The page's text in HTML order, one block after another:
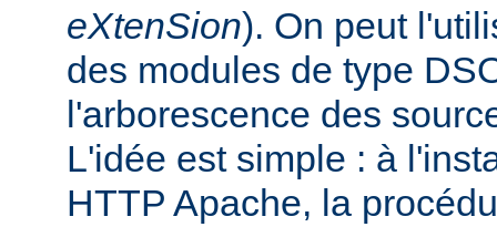
eXtenSion). On peut
des modules de type
l'arborescence des
L'idée est simple : à
HTTP Apache, la